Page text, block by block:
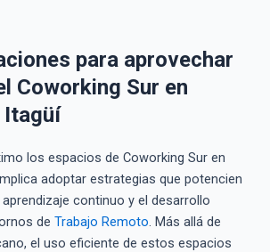
para aprovechar
Coworking Sur en
Itagüí
los espacios de Coworking Sur en
adoptar estrategias que potencien
continuo y el desarrollo
de Trabajo Remoto. Más allá de
el uso eficiente de estos espacios